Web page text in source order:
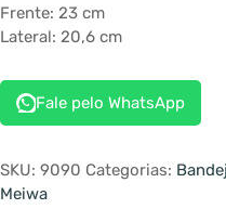
Frente: 23 cm
Lateral: 20,6 cm
Fale pelo WhatsApp
SKU: 9090 Categorias:
Meiwa